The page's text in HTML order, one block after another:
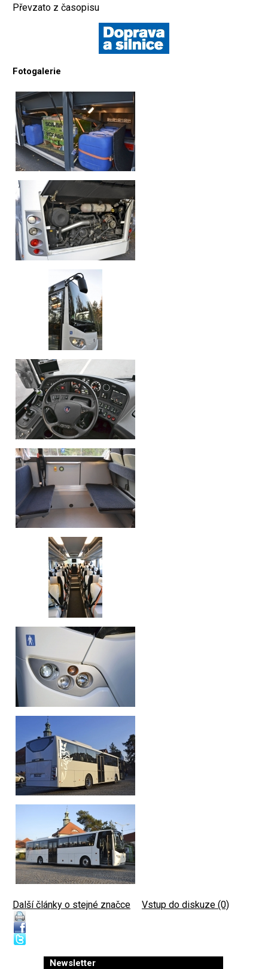
Převzato z časopisu
Fotogalerie
Další články o stejné značce Vstup do diskuze (0)
Newsletter